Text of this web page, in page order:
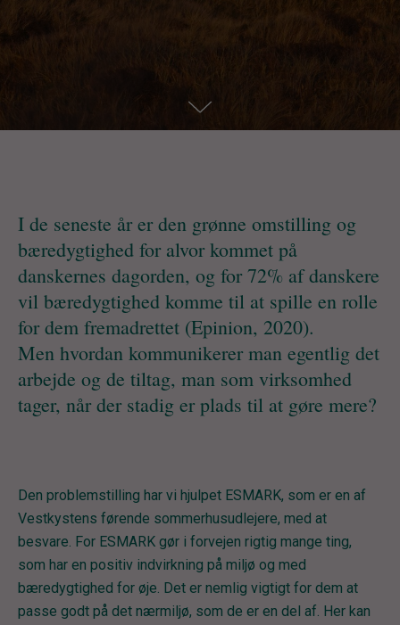
I de seneste år er den grønne omstilling og
bæredygtighed for alvor kommet på
danskernes dagorden, og for 72% af danskere
vil bæredygtighed komme til at spille en rolle
for dem fremadrettet (Epinion, 2020).
Men hvordan kommunikerer man egentlig det
arbejde og de tiltag, man som virksomhed
tager, når der stadig er plads til at gøre mere?
Den problemstilling har vi hjulpet ESMARK, som er en af
Vestkystens førende sommerhusudlejere, med at
besvare. For ESMARK gør i forvejen rigtig mange ting,
som har en positiv indvirkning på miljø og med
bæredygtighed for øje. Det er nemlig vigtigt for dem at
passe godt på det nærmiljø, som de er en del af. Her kan